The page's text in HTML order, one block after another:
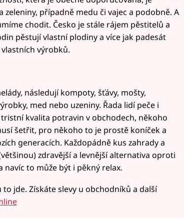
případně medu či vajec a podobně. A
chodit. Česko je stále rájem pěstitelů a
pěstují vlastní plodiny a více jak padesát
výrobků.
následují kompoty, šťávy, mošty,
med nebo uzeniny. Řada lidí peče i
kvalita potravin v obchodech, někoho
šetřit, pro někoho to je prostě koníček a
generacích. Každopádně kus zahrady a
zdravější a levnější alternativa oproti
to může být i pěkný relax.
jde. Získáte slevy u obchodníků a další